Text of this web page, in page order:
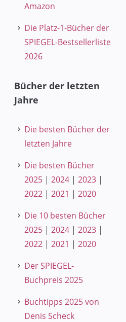
Amazon
Die Platz-1-Bücher der
SPIEGEL-Bestsellerliste
2026
Bücher der letzten
Jahre
Die besten Bücher der
letzten Jahre
Die besten Bücher
2025 | 2024 | 2023 |
2022 | 2021 | 2020
Die 10 besten Bücher
2025 | 2024 | 2023 |
2022 | 2021 | 2020
Der SPIEGEL-
Buchpreis 2025
Buchtipps 2025 von
Denis Scheck